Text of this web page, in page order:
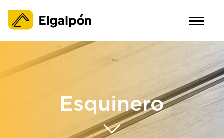
Esquinero